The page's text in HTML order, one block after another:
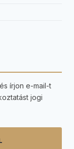
írjon e-mail-t
jogi